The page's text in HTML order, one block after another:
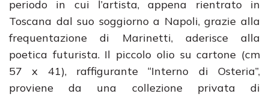
periodo in cui l’artista, appena rientrato in
Toscana dal suo soggiorno a Napoli, grazie alla
frequentazione di Marinetti, aderisce alla
poetica futurista. Il piccolo olio su cartone (cm
57 x 41), raffigurante “Interno di Osteria”,
proviene da una collezione privata di